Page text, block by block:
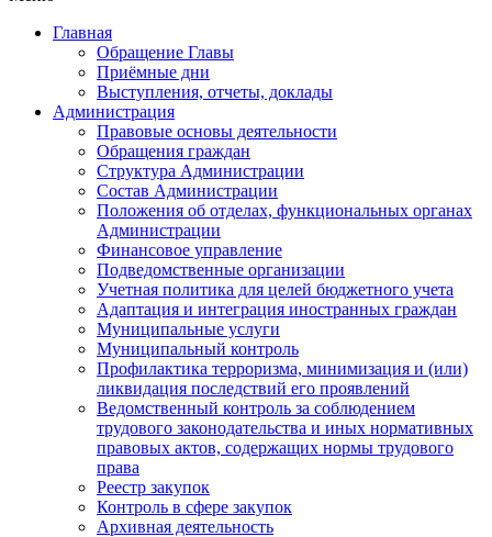
Главная
Обращение Главы
Приёмные дни
Выступления, отчеты, доклады
Администрация
Правовые основы деятельности
Обращения граждан
Структура Администрации
Состав Администрации
Положения об отделах, функциональных органах
Администрации
Финансовое управление
Подведомственные организации
Учетная политика для целей бюджетного учета
Адаптация и интеграция иностранных граждан
Муниципальные услуги
Муниципальный контроль
Профилактика терроризма, минимизация и (или)
ликвидация последствий его проявлений
Ведомственный контроль за соблюдением
трудового законодательства и иных нормативных
правовых актов, содержащих нормы трудового
права
Реестр закупок
Контроль в сфере закупок
Архивная деятельность